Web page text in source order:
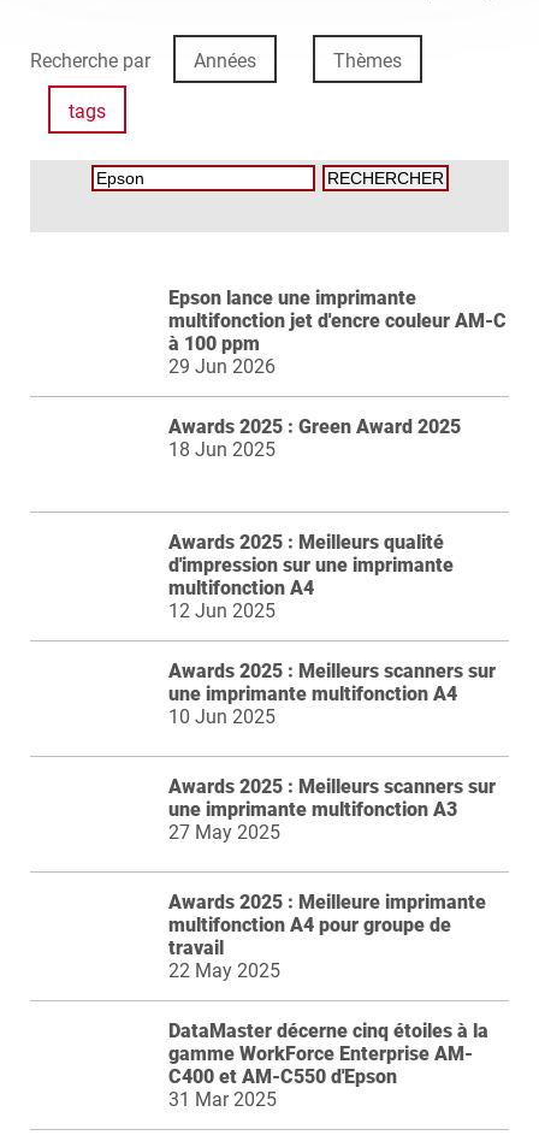
Recherche par Années Thèmes
tags
Epson lance une imprimante
multifonction jet d'encre couleur AM-C
à 100 ppm
29 Jun 2026
Awards 2025 : Green Award 2025
18 Jun 2025
Awards 2025 : Meilleurs qualité
d'impression sur une imprimante
multifonction A4
12 Jun 2025
Awards 2025 : Meilleurs scanners sur
une imprimante multifonction A4
10 Jun 2025
Awards 2025 : Meilleurs scanners sur
une imprimante multifonction A3
27 May 2025
Awards 2025 : Meilleure imprimante
multifonction A4 pour groupe de
travail
22 May 2025
DataMaster décerne cinq étoiles à la
gamme WorkForce Enterprise AM-
C400 et AM-C550 d'Epson
31 Mar 2025